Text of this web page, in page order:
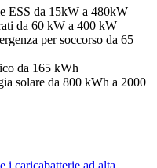
ESS da 15kW a 480kW
da 60 kW a 400 kW
per soccorso da 65
da 165 kWh
solare da 800 kWh a 2000